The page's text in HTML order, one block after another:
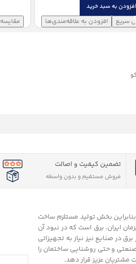
افزودن به سبد خرید
سریع افزودن به علاقه‌مندی‌ها مقایسه
تضمین کیفیت و اصالت
فروش مستقیم و بدون واسطه
بخش تولید مستلزم ساخت
ایران، برق است که در نبود آن
در صنایع نیز نیاز به تجهیزاتی
و حتی روشنایی ساختمان را
مشتریان عزیز قرار دهد.